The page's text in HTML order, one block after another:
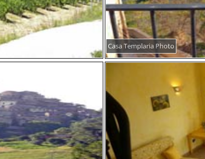
Casa Templaria Photo